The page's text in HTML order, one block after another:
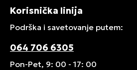
Korisnička linija
Podrška i savetovanje putem:
064 706 6305
Pon-Pet, 9: 00 - 17: 00